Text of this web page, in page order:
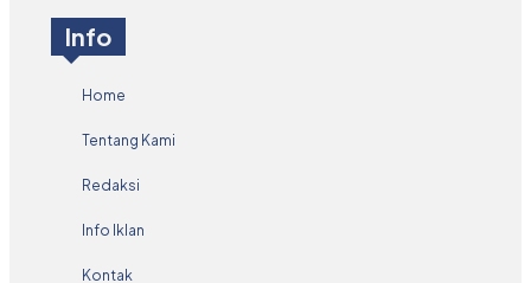
Info
Home
Tentang Kami
Redaksi
Info Iklan
Kontak